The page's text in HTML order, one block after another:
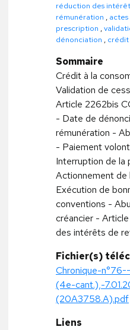
réduction des
rémunération ,
prescription ,
dénonciation , crédit
Sommaire
Crédit à la
Validation de
Article 2262bis
- Date de
rémunération -
- Paiement
Interruption de
Actionnement de
Exécution de
conventions -
créancier -
des intérêts de
Fichier(s)
Chronique-
(4e-cant.),-
(20A3758.A).pdf
Liens